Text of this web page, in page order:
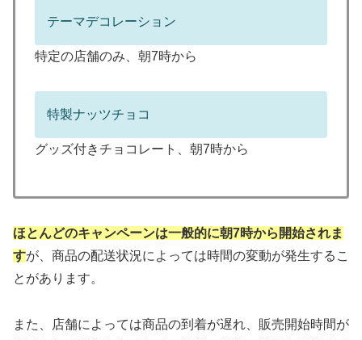
テーマデコレーション
特定の店舗のみ、朝7時から
特製ナッツチョコ
グッズ付きチョコレート、朝7時から
ほとんどのキャンペーンは一般的に朝7時から開始されま
すが、商品の配送状況によっては時間の変動が発生するこ
とがあります。
また、店舗によっては商品の到着が遅れ、販売開始時間が